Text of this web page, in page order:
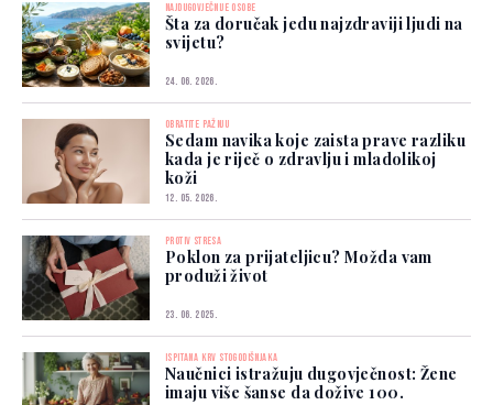
NAJDUGOVJEČNIJE OSOBE
Šta za doručak jedu najzdraviji ljudi na
svijetu?
24. 06. 2026.
OBRATITE PAŽNJU
Sedam navika koje zaista prave razliku
kada je riječ o zdravlju i mladolikoj
koži
12. 05. 2026.
PROTIV STRESA
Poklon za prijateljicu? Možda vam
produži život
23. 06. 2025.
ISPITANA KRV STOGODIŠNJAKA
Naučnici istražuju dugovječnost: Žene
imaju više šanse da dožive 100.